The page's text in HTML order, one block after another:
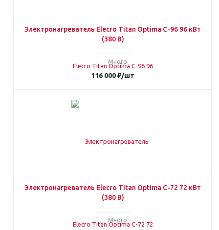
Электронагреватель Elecro Titan Optima С-96 96 кВт
(380 В)
Много
116 000₽/шт
Электронагреватель Elecro Titan Optima С-72 72 кВт
(380 В)
Много